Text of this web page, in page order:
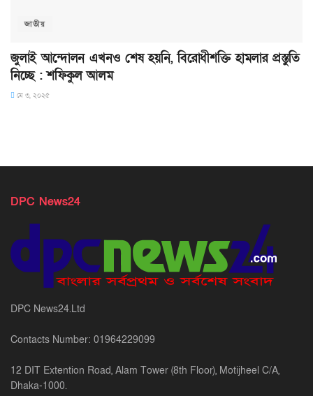
জাতীয়
জুলাই আন্দোলন এখনও শেষ হয়নি, বিরোধীশক্তি হামলার প্রস্তুতি
নিচ্ছে : শফিকুল আলম
মে ৩, ২০২৫
DPC News24
DPC News24.Ltd
Contacts Number: 01964229099
12 DIT Extention Road, Alam Tower (8th Floor), Motijheel C/A,
Dhaka-1000.